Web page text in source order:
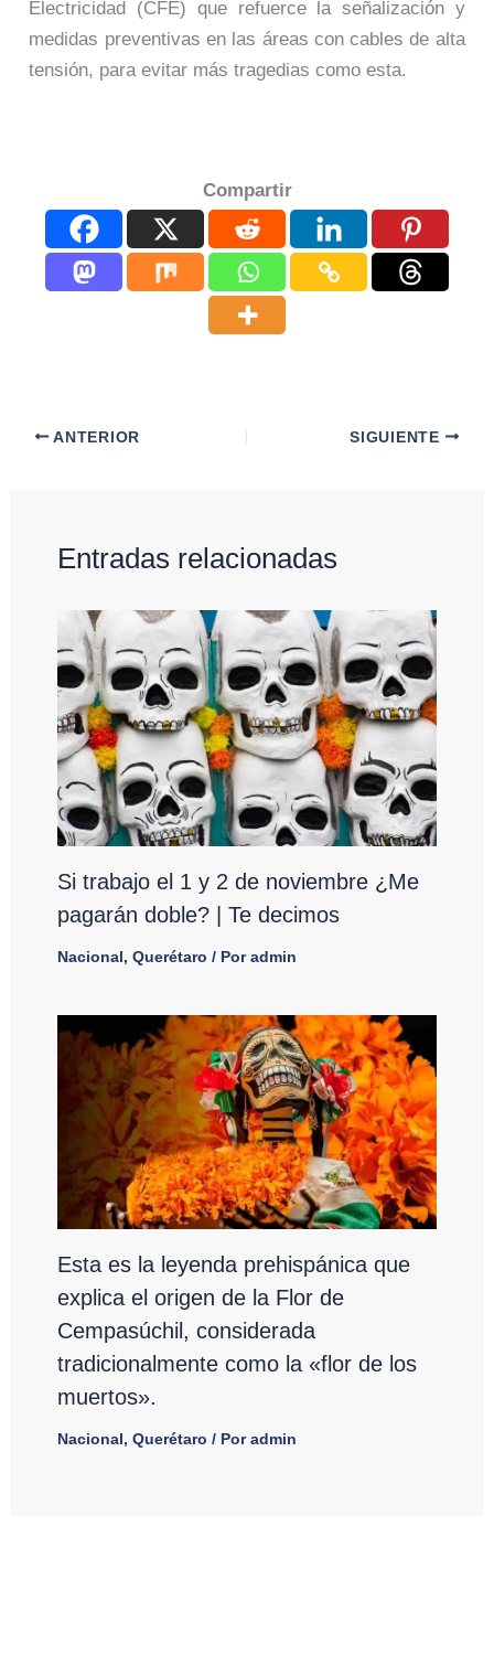
Electricidad (CFE) que refuerce la señalización y
medidas preventivas en las áreas con cables de alta
tensión, para evitar más tragedias como esta.
Compartir
ANTERIOR SIGUIENTE
Entradas relacionadas
Si trabajo el 1 y 2 de noviembre ¿Me
pagarán doble? | Te decimos
Nacional, Querétaro / Poradmin
Esta es la leyenda prehispánica que
explica el origen de la Flor de
Cempasúchil, considerada
tradicionalmente como la «flor de los
muertos».
Nacional, Querétaro / Poradmin